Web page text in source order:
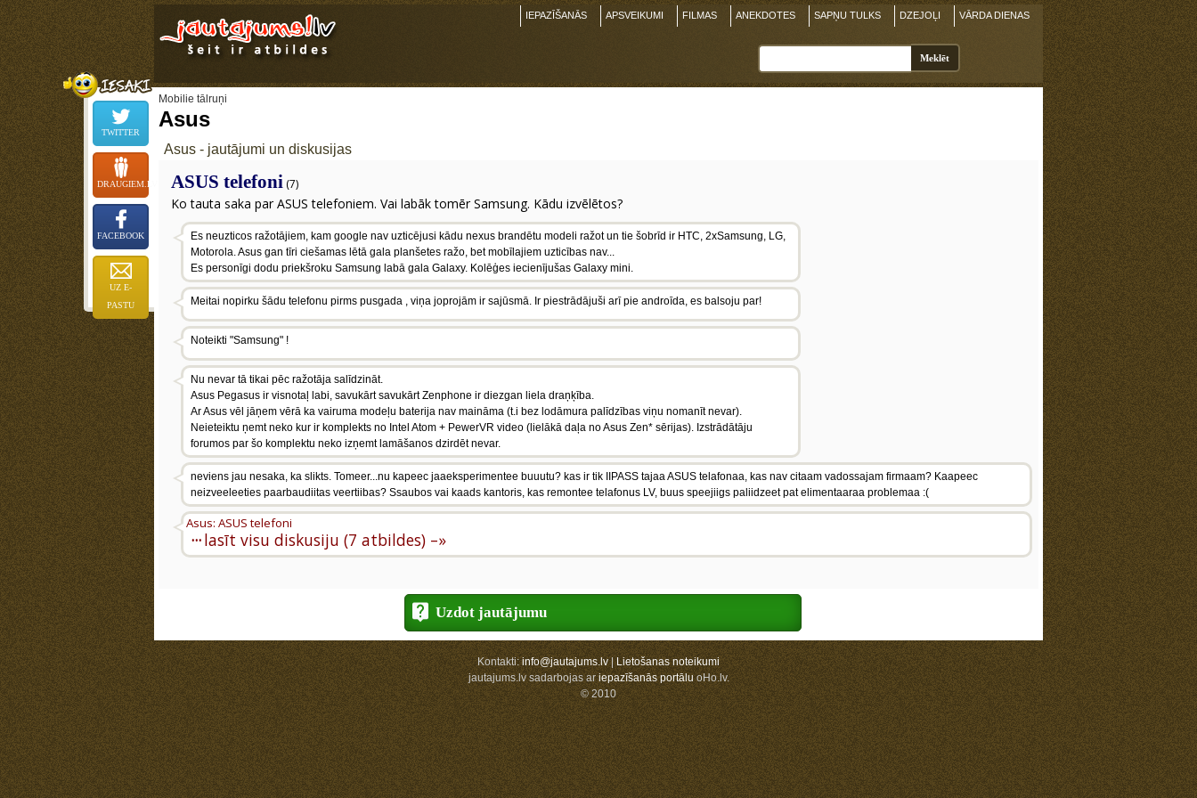
IEPAZĪŠANĀS APSVEIKUMI FILMAS ANEKDOTES SAPŅU TULKS DZEJOĻI VĀRDA DIENAS
Mobilie tālruņi
Asus
Asus - jautājumi un diskusijas
ASUS telefoni (7)
Ko tauta saka par ASUS telefoniem. Vai labāk tomēr Samsung. Kādu izvēlētos?
Es neuzticos ražotājiem, kam google nav uzticējusi kādu nexus brandētu modeli ražot un tie šobrīd ir HTC, 2xSamsung, LG,
Motorola. Asus gan tīri ciešamas lētā gala planšetes ražo, bet mobīlajiem uzticības nav...
Es personīgi dodu priekšroku Samsung labā gala Galaxy. Kolēģes iecienījušas Galaxy mini.
Meitai nopirku šādu telefonu pirms pusgada , viņa joprojām ir sajūsmā. Ir piestrādājuši arī pie androīda, es balsoju par!
Noteikti "Samsung" !
Nu nevar tā tikai pēc ražotāja salīdzināt.
Asus Pegasus ir visnotaļ labi, savukārt savukārt Zenphone ir diezgan liela draņķība.
Ar Asus vēl jāņem vērā ka vairuma modeļu baterija nav maināma (t.i bez lodāmura palīdzības viņu nomanīt nevar).
Neieteiktu ņemt neko kur ir komplekts no Intel Atom + PewerVR video (lielākā daļa no Asus Zen* sērijas). Izstrādātāju
forumos par šo komplektu neko izņemt lamāšanos dzirdēt nevar.
neviens jau nesaka, ka slikts. Tomeer...nu kapeec jaaeksperimentee buuutu? kas ir tik IIPASS tajaa ASUS telafonaa, kas nav citaam vadossajam firmaam? Kaapeec
neizveeleeties paarbaudiitas veertiibas? Ssaubos vai kaads kantoris, kas remontee telafonus LV, buus speejiigs paliidzeet pat elimentaaraa problemaa :(
···
Asus: ASUS telefoni
lasīt visu diskusiju (7 atbildes) –»
Uzdot jautājumu
TWITTER
DRAUGIEM.LV
FACEBOOK
UZ E-
PASTU
Kontakti:info@jautajums.lv|Lietošanas noteikumi
jautajums.lv sadarbojas ariepazīšanās portāluoHo.lv.
© 2010